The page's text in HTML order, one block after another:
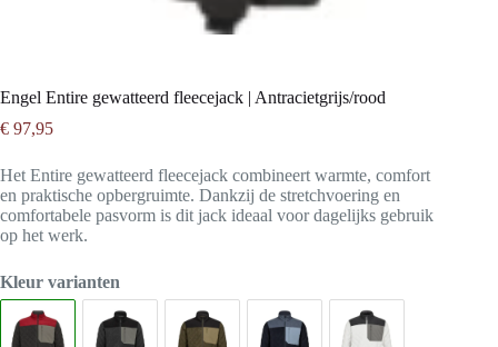
Engel Entire gewatteerd fleecejack | Antracietgrijs/rood
€ 97,95
Het Entire gewatteerd fleecejack combineert warmte, comfort
en praktische opbergruimte. Dankzij de stretchvoering en
comfortabele pasvorm is dit jack ideaal voor dagelijks gebruik
op het werk.
Kleur varianten